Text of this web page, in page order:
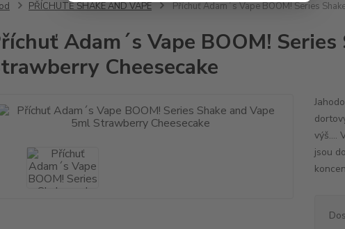
PŘÍCHUTĚ SHAKE AND VAPE Příchuť Adam´s Vape BOOM! Series
Adam´s Vape BOOM!
Cheesecake
výš....
jsou